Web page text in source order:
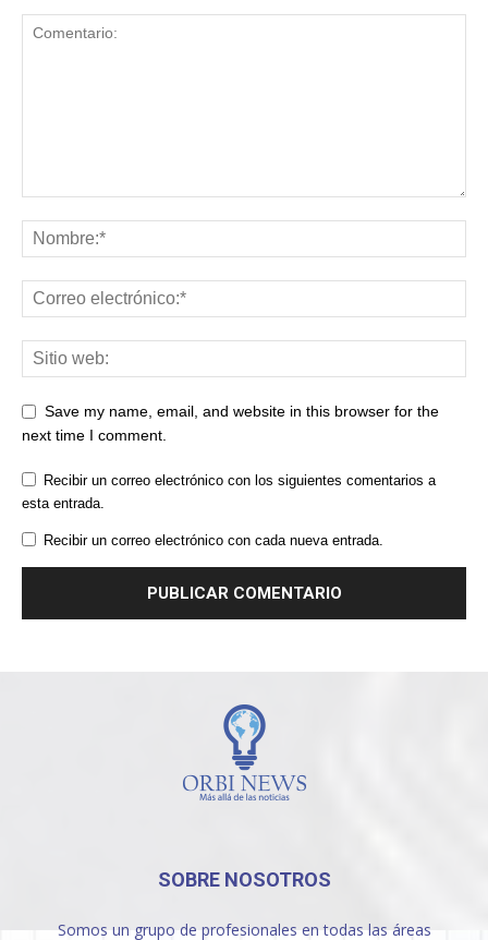
Save my name, email, and website in this browser for the
next time I comment.
Recibir un correo electrónico con los siguientes comentarios a
esta entrada.
Recibir un correo electrónico con cada nueva entrada.
SOBRE NOSOTROS
Somos un grupo de profesionales en todas las áreas